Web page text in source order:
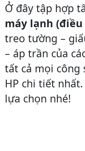
Ở đây tập hợp
máy lạnh (điều
treo tường –
– áp trần của
tất cả mọi công
HP chi tiết
lựa chọn nhé!